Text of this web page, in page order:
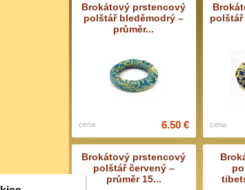
Brokátový prstencový
polštář bleděmodrý –
průměr...
cena 6.50 €
polštář
cena
Brokátový prstencový
polštář červený –
průměr 15...